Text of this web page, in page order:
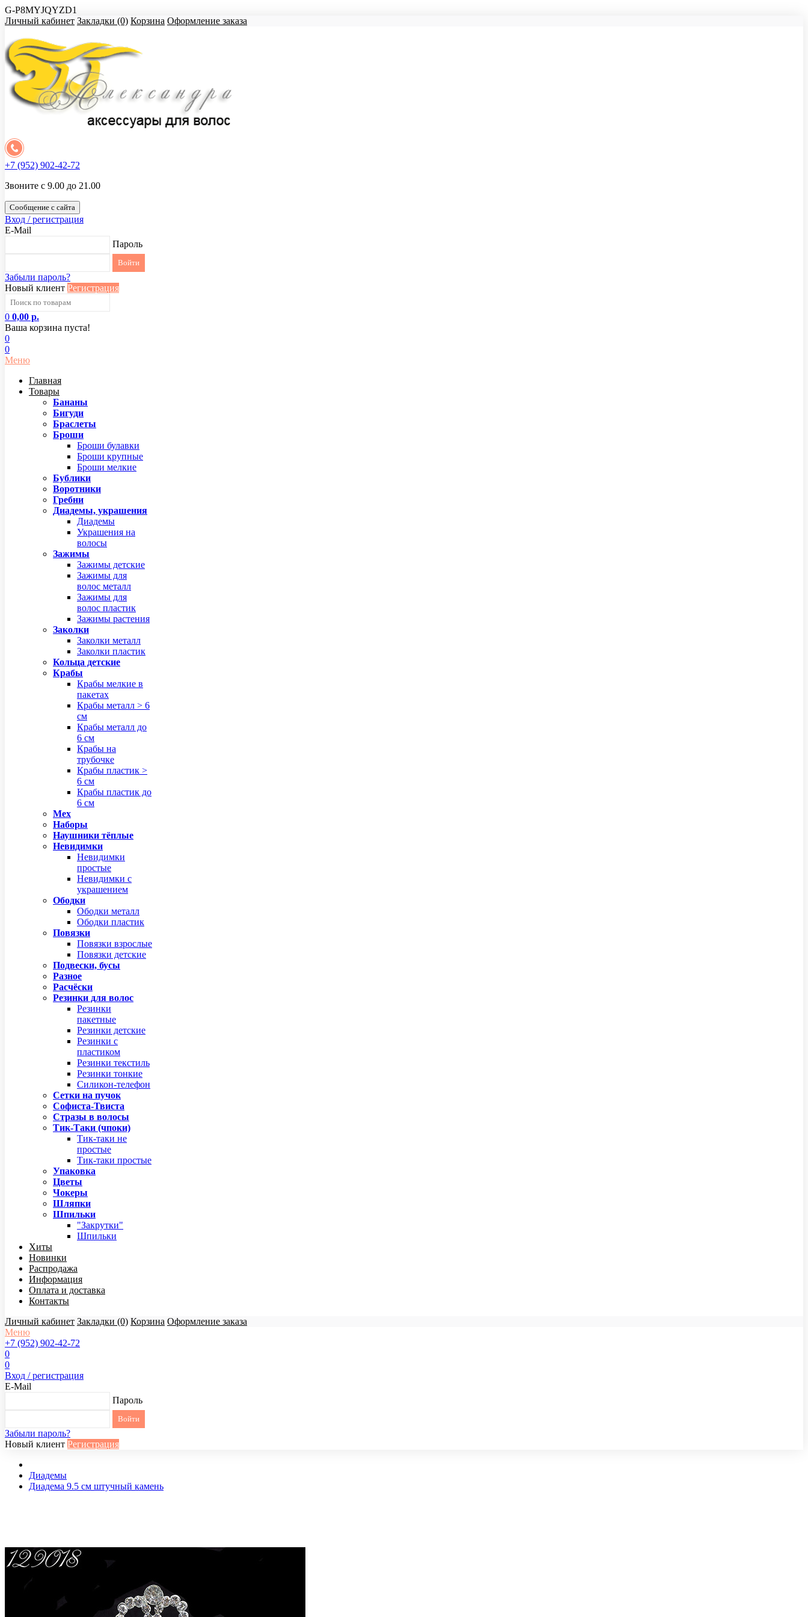
G-P8MYJQYZD1
Личный кабинет Закладки (0) Корзина Оформление заказа
+7 (952) 902-42-72
Звоните с 9.00 до 21.00
Сообщение с сайта
Вход / регистрация
E-Mail
Пароль
Забыли пароль?
Новый клиент Регистрация
0 0,00 р.
Ваша корзина пуста!
0
0
Меню
Главная
Товары
Бананы
Бигуди
Браслеты
Броши
Броши булавки
Броши крупные
Броши мелкие
Бублики
Воротники
Гребни
Диадемы, украшения
Диадемы
Украшения на
волосы
Зажимы
Зажимы детские
Зажимы для
волос металл
Зажимы для
волос пластик
Зажимы растения
Заколки
Заколки металл
Заколки пластик
Кольца детские
Крабы
Крабы мелкие в
пакетах
Крабы металл > 6
см
Крабы металл до
6 см
Крабы на
трубочке
Крабы пластик >
6 см
Крабы пластик до
6 см
Мех
Наборы
Наушники тёплые
Невидимки
Невидимки
простые
Невидимки с
украшением
Ободки
Ободки металл
Ободки пластик
Повязки
Повязки взрослые
Повязки детские
Подвески, бусы
Разное
Расчёски
Резинки для волос
Резинки
пакетные
Резинки детские
Резинки с
пластиком
Резинки текстиль
Резинки тонкие
Силикон-телефон
Сетки на пучок
Софиста-Твиста
Стразы в волосы
Тик-Таки (чпоки)
Тик-таки не
простые
Тик-таки простые
Упаковка
Цветы
Чокеры
Шляпки
Шпильки
"Закрутки"
Шпильки
Хиты
Новинки
Распродажа
Информация
Оплата и доставка
Контакты
Личный кабинет Закладки (0) Корзина Оформление заказа
Меню
+7 (952) 902-42-72
0
0
Вход / регистрация
E-Mail
Пароль
Забыли пароль?
Новый клиент Регистрация
Диадемы
Диадема 9.5 см штучный камень